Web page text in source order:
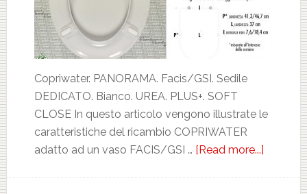
Copriwater. PANORAMA. Facis/GSI. Sedile
DEDICATO. Bianco. UREA. PLUS+. SOFT
CLOSE In questo articolo vengono illustrate le
caratteristiche del ricambio COPRIWATER
adatto ad un vaso FACIS/GSI … [Read more...]
FACIS/